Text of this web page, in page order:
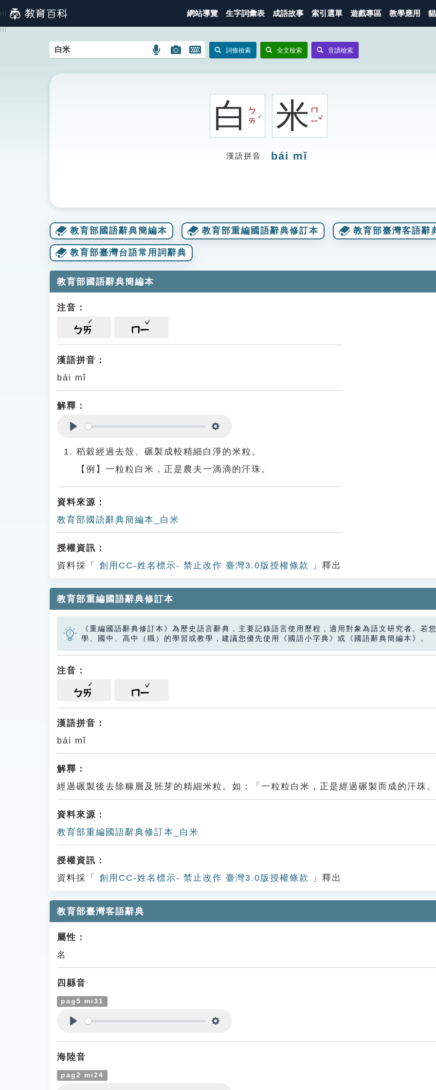
到
主
::: 網站導覽 生字詞彙表 成語故事 索引選單 遊戲專區 教學應用
:::
語
搜
圖
搜
開
鍵
詞條檢索 全文檢索 音讀檢索
白ㄅ
ㄞ
ˊ 米ㄇ
ㄧ
ˇ
漢語拼音 bái mǐ
教育部國語辭典簡編本 教育部重編國語辭典修訂本 教育部臺灣客語辭
教育部臺灣台語常用詞辭典
教育部國語辭典簡編本
注音：
ㄅㄞ ㄇㄧ
漢語拼音：
bái mǐ
解釋：
稻穀經過去殼、碾製成較精細白淨的米粒。
【例】一粒粒白米，正是農夫一滴滴的汗珠。
資料來源：
教育部國語辭典簡編本_白米
授權資訊：
資料採「
創用CC-姓名標示- 禁止改作 臺灣3.0版授權條款 」釋出
教育部重編國語辭典修訂本
《重編國語辭典修訂本》為歷史語言辭典，主要記錄語言使用歷程，適用對象為語文研究者。若
學、國中、高中（職）的學習或教學，建議您優先使用《國語小字典》或《國語辭典簡編本》。
注音：
ㄅㄞ ㄇㄧ
漢語拼音：
bái mǐ
解釋：
經過碾製 後去除糠層及胚芽 的 精細米粒。 如：「一粒粒白米，正是經過碾製而成的汗珠
資料來源：
教育部重編國語辭典修訂本_白米
授權資訊：
資料採「
創用CC-姓名標示- 禁止改作 臺灣3.0版授權條款 」釋出
教育部臺灣客語辭典
屬性：
名
四縣音
pag5 mi31
海陸音
pag2 mi24